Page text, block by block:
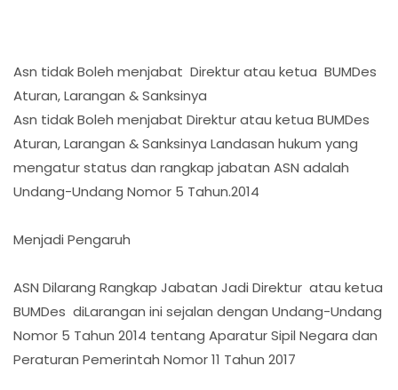
Asn tidak Boleh menjabat Direktur atau ketua BUMDes
Aturan, Larangan & Sanksinya
Asn tidak Boleh menjabat Direktur atau ketua BUMDes
Aturan, Larangan & Sanksinya Landasan hukum yang
mengatur status dan rangkap jabatan ASN adalah
Undang-Undang Nomor 5 Tahun.2014
Menjadi Pengaruh
ASN Dilarang Rangkap Jabatan Jadi Direktur atau ketua
BUMDes diLarangan ini sejalan dengan Undang-Undang
Nomor 5 Tahun 2014 tentang Aparatur Sipil Negara dan
Peraturan Pemerintah Nomor 11 Tahun 2017